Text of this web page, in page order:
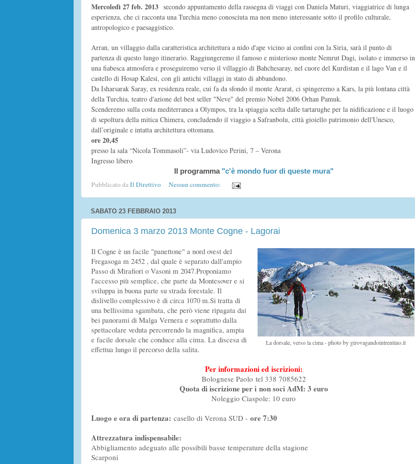
Mercoledì 27 feb. 2013secondo appuntamento della rassegna di viaggi con Daniela Maturi, viaggiatrice di lunga
esperienza, che ci racconta una Turchia meno conosciuta ma non meno interessante sotto il profilo culturale,
antropologico e paesaggistico.
Arran, un villaggio dalla caratteristica architettura a nido d'ape vicino ai confini con la Siria, sarà il punto di
partenza di questo lungo itinerario. Raggiungeremo il famoso e misterioso monte Nemrut Dagi, isolato e immerso in
una fiabesca atmosfera e proseguiremo verso il villaggio di Bahchesaray, nel cuore del Kurdistan e il lago Van e il
castello di Hosap Kalesi, con gli antichi villaggi in stato di abbandono.
Da Isharsarak Saray, ex residenza reale, cui fa da sfondo il monte Ararat, ci spingeremo a Kars, la più lontana città
della Turchia, teatro d'azione del best seller "Neve" del premio Nobel 2006 Orhan Pamuk.
Scenderemo sulla costa mediterranea a Olympos, tra la spiaggia scelta dalle tartarughe per la nidificazione e il luogo
di sepoltura della mitica Chimera, concludendo il viaggio a Safranbolu, città gioiello patrimonio dell'Unesco,
dall’originale e intatta architettura ottomana.
ore 20,45
presso la sala “Nicola Tommasoli”- via Ludovico Perini, 7 – Verona
Ingresso libero
Il programma "c'è mondo fuor di queste mura"
Pubblicato daIl Direttivo Nessun commento:
SABATO 23 FEBBRAIO 2013
Domenica 3 marzo 2013 Monte Cogne - Lagorai
La dorsale, verso la cima - photo by girovagandointrentino.it
Il Cogne è un facile "panettone" a nord ovest del
Fregasoga m 2452 , dal quale è separato dall'ampio
Passo di Mirafiori o Vasoni m 2047.Proponiamo
l'accesso più semplice, che parte da Montesover e si
sviluppa in buona parte su strada forestale. Il
dislivello complessivo è di circa 1070 m.Si tratta di
una bellissima sgambata, che però viene ripagata dai
bei panorami di Malga Vernera e soprattutto dalla
spettacolare veduta percorrendo la magnifica, ampia
e facile dorsale che conduce alla cima. La discesa di
effettua lungo il percorso della salita.
Per informazioni ed iscrizioni:
Bolognese Paolo tel 338 7085622
Quota di iscrizione per i non soci AdM: 3 euro
Noleggio Ciaspole: 10 euro
Luogo e ora di partenza: casello di Verona SUD - ore 7:30
Attrezzatura indispensabile:
Abbigliamento adeguato alle possibili basse temperature della stagione
Scarponi